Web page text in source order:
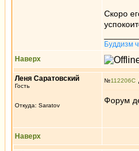
Скоро
Буддизм
Наверх
Леня Саратовский
Гость
Откуда: Saratov
№112206
Форум
Наверх